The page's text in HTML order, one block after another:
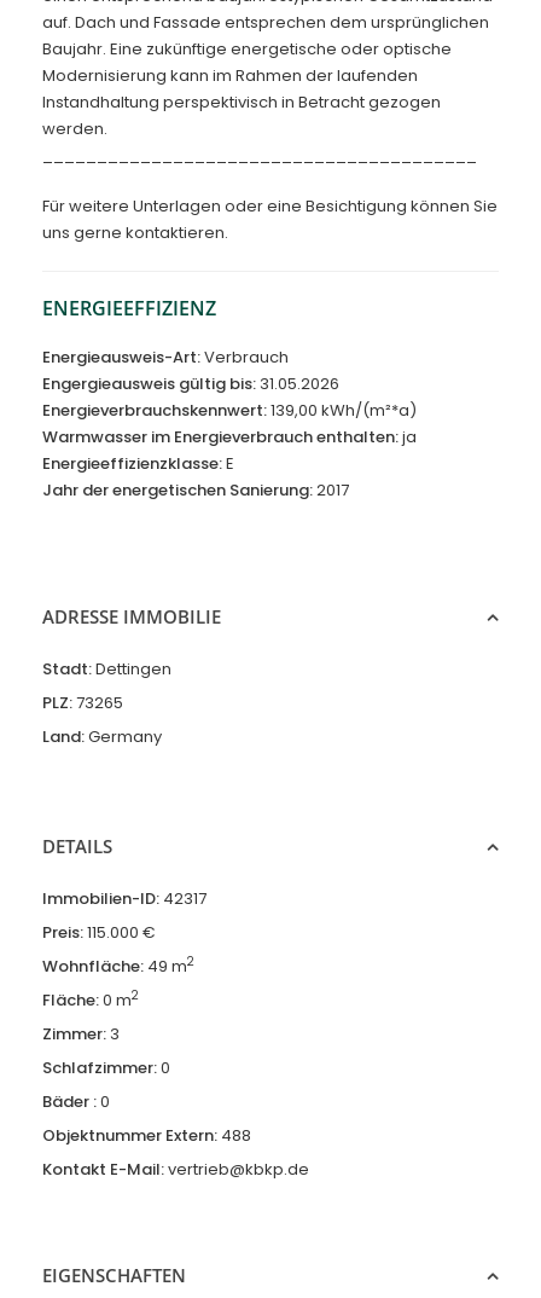
auf. Dach und Fassade entsprechen dem ursprünglichen
Baujahr. Eine zukünftige energetische oder optische
Modernisierung kann im Rahmen der laufenden
Instandhaltung perspektivisch in Betracht gezogen
werden.
Für weitere Unterlagen oder eine Besichtigung können Sie
uns gerne kontaktieren.
ENERGIEEFFIZIENZ
Energieausweis-Art:Verbrauch
Engergieausweis gültig bis: 31.05.2026
Energieverbrauchskennwert:139,00 kWh/(m²*a)
Warmwasser im Energieverbrauch enthalten:ja
Energieeffizienzklasse:E
Jahr der energetischen Sanierung:2017
ADRESSE IMMOBILIE
Stadt:Dettingen
PLZ:73265
Land:Germany
DETAILS
Immobilien-ID: 42317
Preis:115.000 €
Wohnfläche: 49 m2
Fläche:0 m2
Zimmer: 3
Schlafzimmer:0
Bäder :0
Objektnummer Extern: 488
Kontakt E-Mail:vertrieb@kbkp.de
EIGENSCHAFTEN